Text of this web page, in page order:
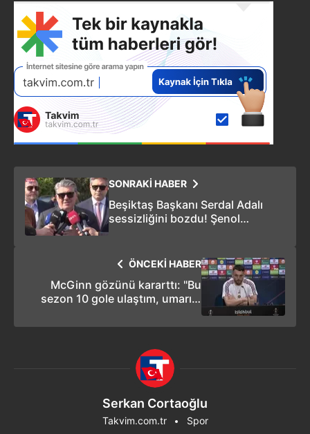
SONRAKİ HABER
Beşiktaş Başkanı Serdal Adalı
sessizliğini bozdu! Şenol
ÖNCEKİ HABER
McGinn gözünü kararttı: "Bu
sezon 10 gole ulaştım, umarım
Serkan Cortaoğlu
Takvim.com.tr Spor